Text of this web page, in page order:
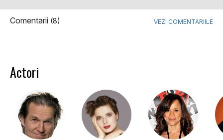
Comentarii (8) VEZI COMENTARIILE
Actori